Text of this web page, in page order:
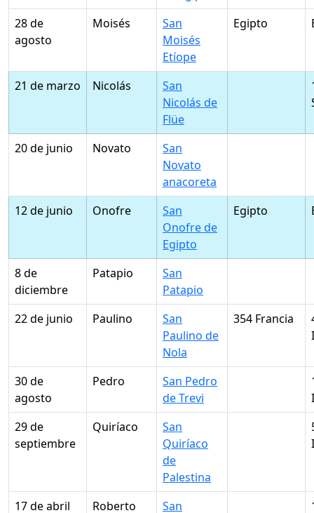
28 de
agosto
Moisés
San
Moisés
Etíope
Egipto
21 de marzo Nicolás
San
Nicolás de
Flüe
20 de junio Novato
San
Novato
anacoreta
12 de junio
Onofre
San
Onofre de
Egipto
Egipto
8 de
diciembre
Patapio
San
Patapio
22 de junio
Paulino
San
Paulino de
Nola
354 Francia
30 de
agosto
Pedro
San Pedro
de Trevi
29 de
septiembre
Quiríaco
San
Quiríaco
de
Palestina
17 de abril Roberto
San